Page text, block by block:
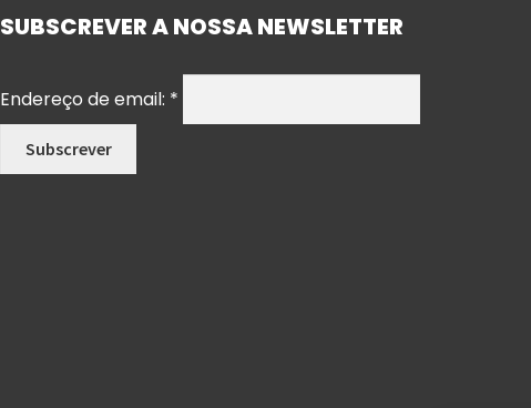
SUBSCREVER A NOSSA NEWSLETTER
Endereço de email: *